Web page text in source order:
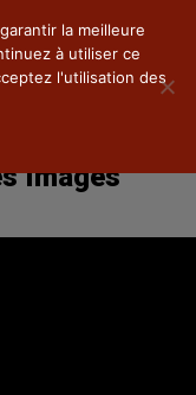
Images
la meilleure
à utiliser ce
l'utilisation des